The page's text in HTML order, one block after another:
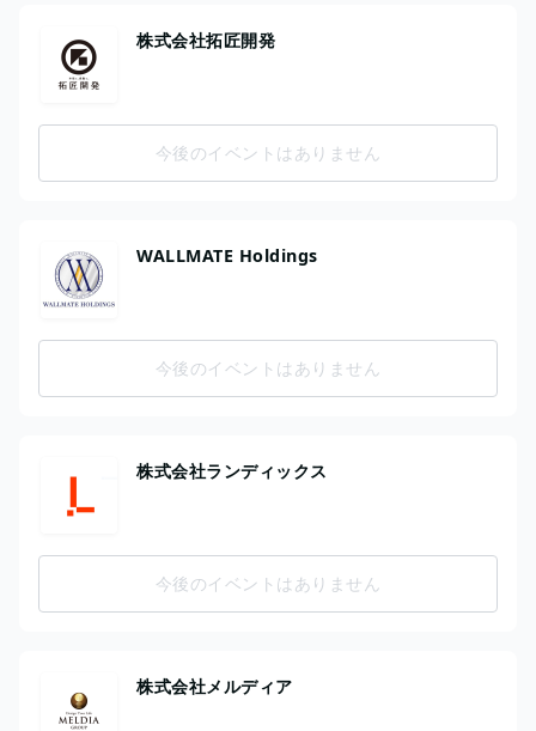
株式会社拓匠開発
今後のイベントはありません
WALLMATE Holdings
今後のイベントはありません
株式会社ランディックス
今後のイベントはありません
株式会社メルディア